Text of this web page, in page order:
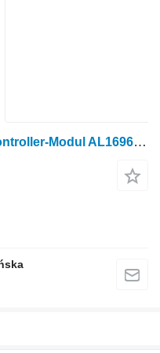
Siemens 6920 UIC3 + PLC3 Controller-Modul AL169689 A2C53108507.01 A2C530 Steuereinheit für John Deere 6920 Radtraktor